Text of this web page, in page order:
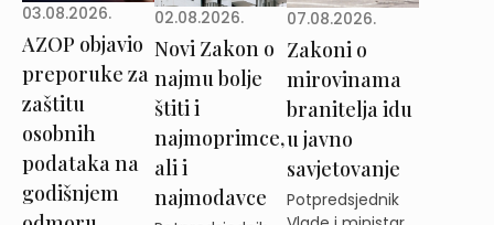
03.08.2026.
AZOP objavio
preporuke za
zaštitu
osobnih
podataka na
godišnjem
02.08.2026.
Novi Zakon o
najmu bolje
štiti i
najmoprimce,
ali i
najmodavce
07.08.2026.
Zakoni o
mirovinama
branitelja idu
u javno
savjetovanje
Potpredsjednik